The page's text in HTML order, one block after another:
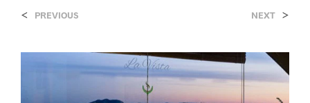
< PREVIOUS NEXT >